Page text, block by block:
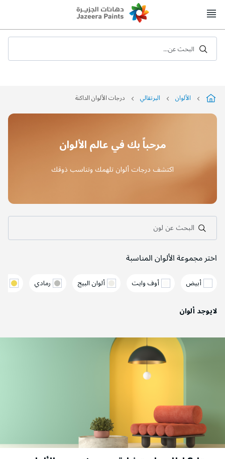
to
البحث عن...
الألوان البرتقالي درجات الألوان الداكنة
مرحباً بك في عالم الألوان
اكتشف درجات ألوان تلهمك وتناسب ذوقك
البحث عن لون
اختر مجموعة الألوان المناسبة
أبيض أوف وايت ألوان البيج رمادي
لايوجد ألوان